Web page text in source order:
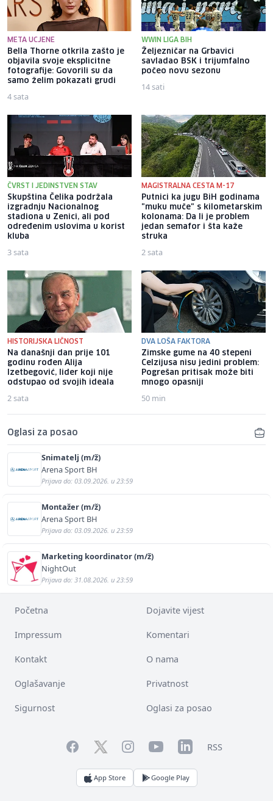
META UCJENE
Bella Thorne otkrila zašto je
objavila svoje eksplicitne
fotografije: Govorili su da
samo želim pokazati grudi
4 sata
WWIN LIGA BIH
Željezničar na Grbavici
savladao BSK i trijumfalno
počeo novu sezonu
14 sati
ČVRST I JEDINSTVEN STAV
Skupština Čelika podržala
izgradnju Nacionalnog
stadiona u Zenici, ali pod
određenim uslovima u korist
kluba
3 sata
MAGISTRALNA CESTA M-17
Putnici ka jugu BiH godinama
"muku muče" s kilometarskim
kolonama: Da li je problem
jedan semafor i šta kaže
struka
2 sata
HISTORIJSKA LIČNOST
Na današnji dan prije 101
godinu rođen Alija
Izetbegović, lider koji nije
odstupao od svojih ideala
2 sata
DVA LOŠA FAKTORA
Zimske gume na 40 stepeni
Celzijusa nisu jedini problem:
Pogrešan pritisak može biti
mnogo opasniji
50 min
Oglasi za posao
Snimatelj (m/ž)
Arena Sport BH
Prijava do: 03.09.2026. u 23:59
Montažer (m/ž)
Arena Sport BH
Prijava do: 03.09.2026. u 23:59
Marketing koordinator (m/ž)
NightOut
Prijava do: 31.08.2026. u 23:59
Početna Dojavite vijest
Impressum Komentari
Kontakt O nama
Oglašavanje Privatnost
Sigurnost Oglasi za posao
FacebookTwitterInstagramYouTubeLinkedInRSS
App Store Google Play